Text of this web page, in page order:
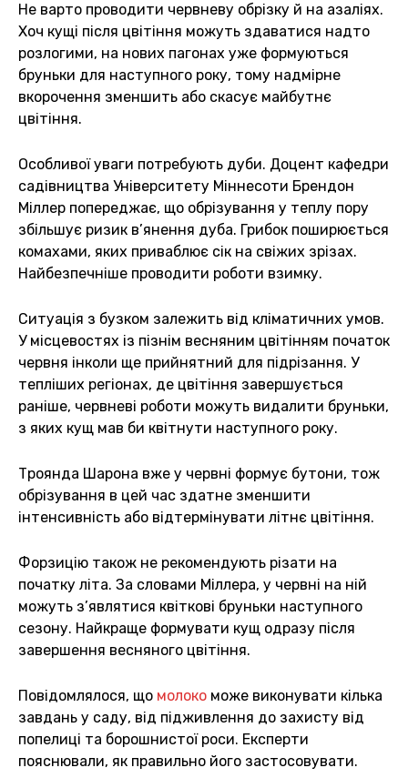
Не варто проводити червневу обрізку й на азаліях.
Хоч кущі після цвітіння можуть здаватися надто
розлогими, на нових пагонах уже формуються
бруньки для наступного року, тому надмірне
вкорочення зменшить або скасує майбутнє
цвітіння.
Особливої уваги потребують дуби. Доцент кафедри
садівництва Університету Міннесоти Брендон
Міллер попереджає, що обрізування у теплу пору
збільшує ризик в’янення дуба. Грибок поширюється
комахами, яких приваблює сік на свіжих зрізах.
Найбезпечніше проводити роботи взимку.
Ситуація з бузком залежить від кліматичних умов.
У місцевостях із пізнім весняним цвітінням початок
червня інколи ще прийнятний для підрізання. У
тепліших регіонах, де цвітіння завершується
раніше, червневі роботи можуть видалити бруньки,
з яких кущ мав би квітнути наступного року.
Троянда Шарона вже у червні формує бутони, тож
обрізування в цей час здатне зменшити
інтенсивність або відтермінувати літнє цвітіння.
Форзицію також не рекомендують різати на
початку літа. За словами Міллера, у червні на ній
можуть з’являтися квіткові бруньки наступного
сезону. Найкраще формувати кущ одразу після
завершення весняного цвітіння.
Повідомлялося, що молоко може виконувати кілька
завдань у саду, від підживлення до захисту від
попелиці та борошнистої роси. Експерти
пояснювали, як правильно його застосовувати.